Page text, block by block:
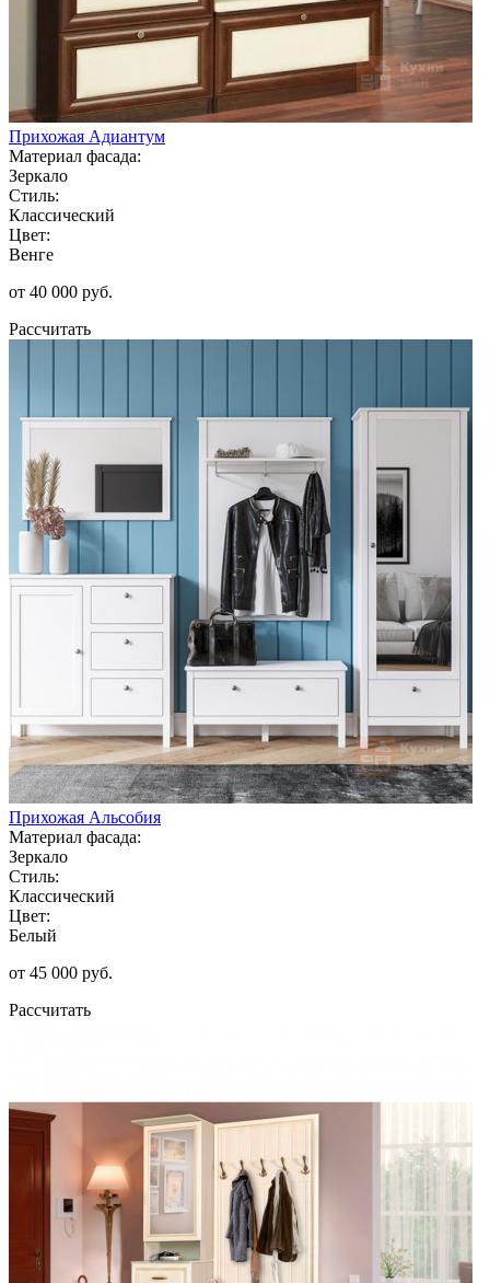
Прихожая Адиантум
Материал фасада:
Зеркало
Стиль:
Классический
Цвет:
Венге
от 40 000 руб.
Рассчитать
Прихожая Альсобия
Материал фасада:
Зеркало
Стиль:
Классический
Цвет:
Белый
от 45 000 руб.
Рассчитать